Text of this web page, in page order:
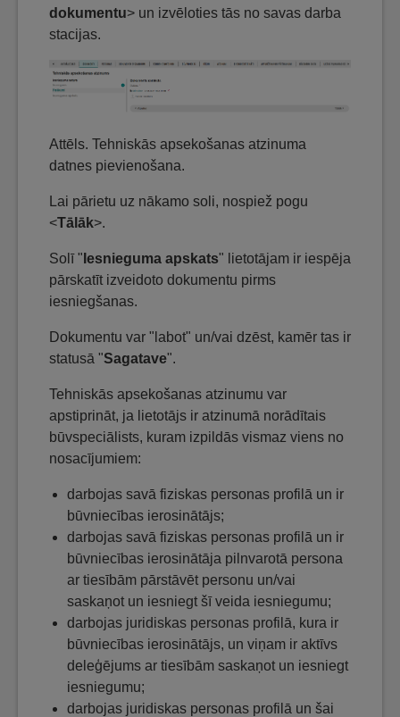
dokumentu> un izvēloties tās no savas darba
stacijas.
Attēls. Tehniskās apsekošanas atzinuma
datnes pievienošana.
Lai pārietu uz nākamo soli, nospiež pogu
<Tālāk>.
Solī " Iesnieguma apskats" lietotājam ir iespēja
pārskatīt izveidoto dokumentu pirms
iesniegšanas.
Dokumentu var "labot" un/vai dzēst, kamēr tas ir
statusā "Sagatave".
Tehniskās apsekošanas atzinumu var
apstiprināt, ja lietotājs ir atzinumā norādītais
būvspeciālists, kuram izpildās vismaz viens no
nosacījumiem:
darbojas savā fiziskas personas profilā un ir
būvniecības ierosinātājs;
darbojas savā fiziskas personas profilā un ir
būvniecības ierosinātāja pilnvarotā persona
ar tiesībām pārstāvēt personu un/vai
saskaņot un iesniegt šī veida iesniegumu;
darbojas juridiskas personas profilā, kura ir
būvniecības ierosinātājs, un viņam ir aktīvs
deleģējums ar tiesībām saskaņot un iesniegt
iesniegumu;
darbojas juridiskas personas profilā un šai